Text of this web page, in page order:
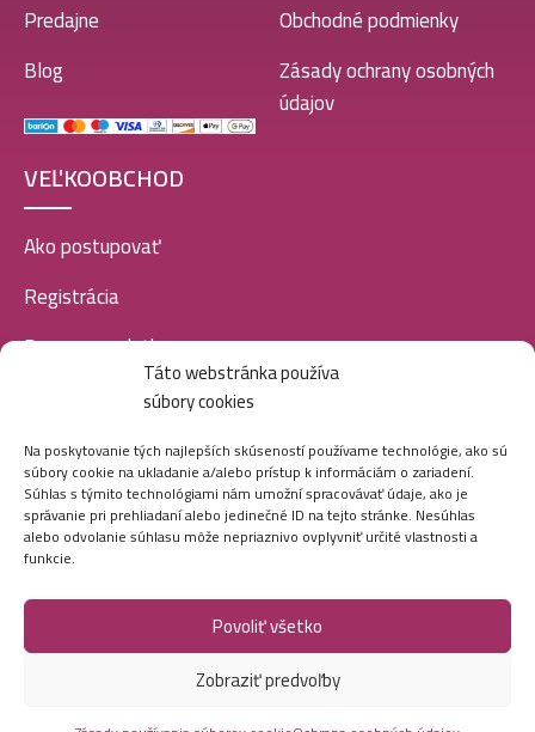
Táto webstránka používa
súbory cookies
Na poskytovanie tých najlepších skúseností používame technológie, ako sú
súbory cookie na ukladanie a/alebo prístup k informáciám o zariadení.
Súhlas s týmito technológiami nám umožní spracovávať údaje, ako je
správanie pri prehliadaní alebo jedinečné ID na tejto stránke. Nesúhlas
alebo odvolanie súhlasu môže nepriaznivo ovplyvniť určité vlastnosti a
funkcie.
Povoliť všetko
Zobraziť predvoľby
Predajne
Blog
Obchodné podmienky
Zásady ochrany osobných
údajov
VEĽKOOBCHOD
Ako postupovať
Registrácia
Doprava a platba
SOCIÁLNE SIETE
Marei.sk - Všetky práva vyhradené - 2026
Vytvorila digitálna agentúraAmetica.